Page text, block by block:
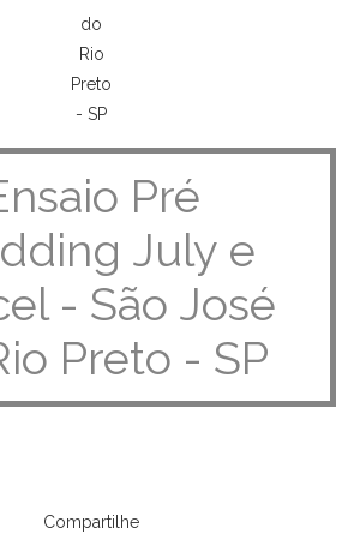
Pré
July e
- São José
Preto - SP
Compartilhe